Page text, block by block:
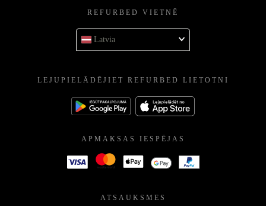
REFURBED VIETNĒ
Latvia
LEJUPIELĀDĒJIET REFURBED LIETOTNI
APMAKSAS IESPĒJAS
ATSAUKSMES